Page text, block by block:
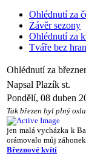
Ohlédnutí za
Závěr sezony
Ohlédnutí za
Tváře bez
Ohlédnutí za
Napsal Plazík st.
Pondělí, 08 duben
Tak březen byl plný
jen malá vycházka k
orámovalo můj
Březnové kvítí